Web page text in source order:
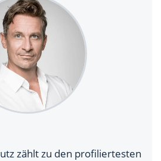
zählt zu den profiliertesten